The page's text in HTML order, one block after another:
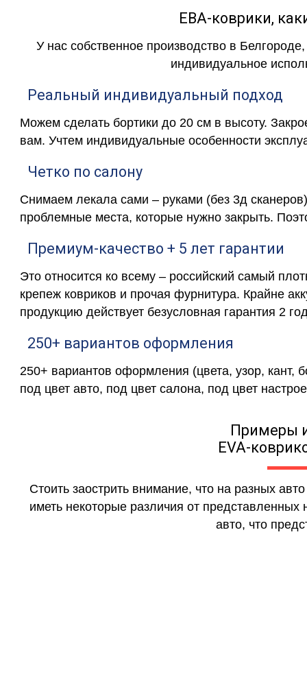
ЕВА-коврики,
У нас собственное производство в
индивидуальное
Реальный индивидуальный подход
Можем сделать бортики до 20 см в высоту.
вам. Учтем индивидуальные особенности
Четко по салону
Снимаем лекала сами – руками (без 3д
проблемные места, которые нужно закрыть.
Премиум-качество + 5 лет гарантии
Это относится ко всему – российский самый
крепеж ковриков и прочая фурнитура. Крайне
продукцию действует безусловная гарантия 2
250+ вариантов оформления
250+ вариантов оформления (цвета, узор, кант,
под цвет авто, под цвет салона, под цвет
Примеры
EVA-
Стоить заострить внимание, что на разных
иметь некоторые различия от
авто, что